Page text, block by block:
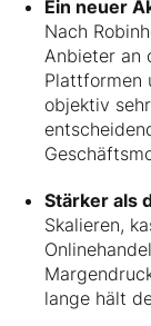
Ein neuer
Nach
Anbieter an
Plattformen
objektiv
Stärker als
Skalieren,
lange hält